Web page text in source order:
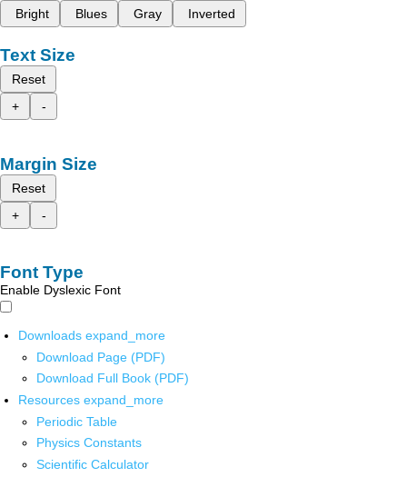
Bright
Blues Gray Inverted
Text Size
Reset
+
-
Margin Size
Reset
+
-
Font Type
Enable Dyslexic Font
Downloads expand_more
Download Page (PDF)
Download Full Book (PDF)
Resources expand_more
Periodic Table
Physics Constants
Scientific Calculator